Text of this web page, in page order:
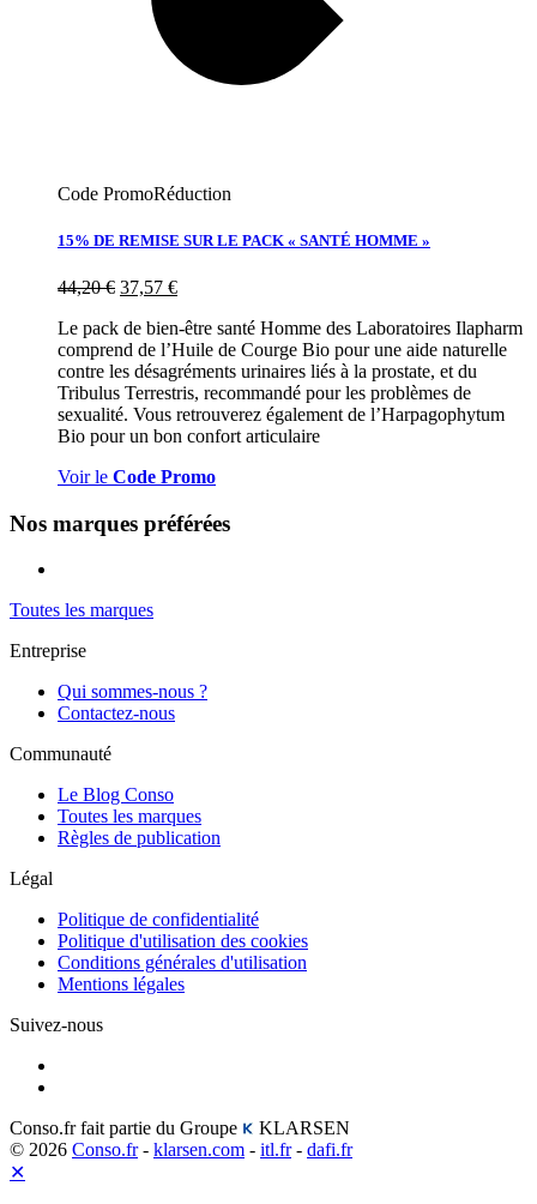
Code PromoRéduction
15% DE REMISE SUR LE PACK « SANTÉ HOMME »
44,20€ 37,57 €
Le pack de bien-être santé Homme des Laboratoires Ilapharm
comprend de l’Huile de Courge Bio pour une aide naturelle
contre les désagréments urinaires liés à la prostate, et du
Tribulus Terrestris, recommandé pour les problèmes de
sexualité. Vous retrouverez également de l’Harpagophytum
Bio pour un bon confort articulaire
Voir le Code Promo
Nos marques préférées
Toutes les marques
Entreprise
Qui sommes-nous ?
Contactez-nous
Communauté
Le Blog Conso
Toutes les marques
Règles de publication
Légal
Politique de confidentialité
Politique d'utilisation des cookies
Conditions générales d'utilisation
Mentions légales
Suivez-nous
Conso.fr fait partie du Groupe
KLARSEN
© 2026 Conso.fr- klarsen.com - itl.fr- dafi.fr
✕